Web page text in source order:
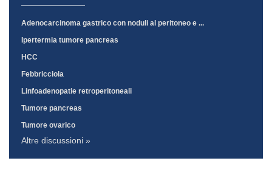
Adenocarcinoma gastrico con noduli al peritoneo e ...
Ipertermia tumore pancreas
HCC
Febbricciola
Linfoadenopatie retroperitoneali
Tumore pancreas
Tumore ovarico
Altre discussioni »